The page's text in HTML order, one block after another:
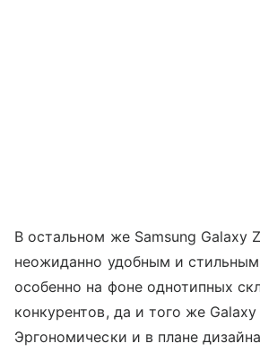
В остальном же Samsung Galaxy
неожиданно удобным и
особенно на фоне однотипных
конкурентов, да и того же
Эргономически и в плане